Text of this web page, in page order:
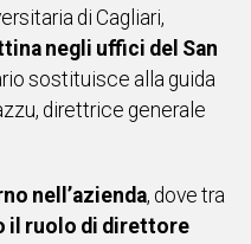
di Cagliari,
negli uffici del San
sostituisce alla guida
direttrice generale
nell’azienda, dove tra
il ruolo di direttore